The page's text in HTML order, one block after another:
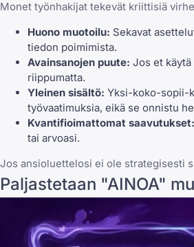
Monet työnhakijat tekevät kriittisiä
Huono muotoilu: Sekavat
tiedon poimimista.
Avainsanojen puute: Jos et
riippumatta.
Yleinen sisältö: Yksi-koko-sopii-
työvaatimuksia, eikä se onnistu
Kvantifioimattomat saavutukset:
tai arvoasi.
Jos ansioluettelosi ei ole strategisesti
Paljastetaan "AINOA"